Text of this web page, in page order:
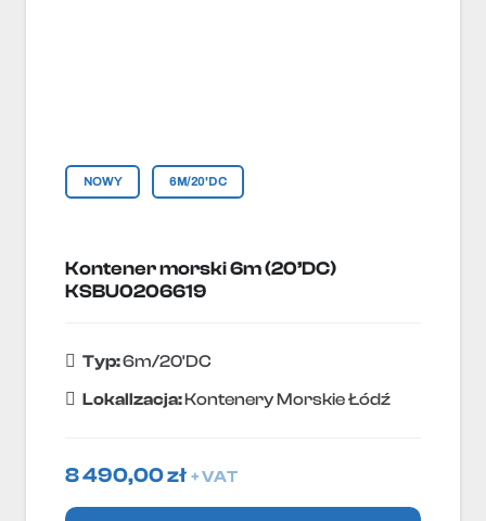
NOWY 6M/20'DC
Kontener morski 6m (20’DC)
KSBU0206619
Typ:6m/20'DC
Lokallzacja:Kontenery Morskie Łódź
8 490,00zł + VAT